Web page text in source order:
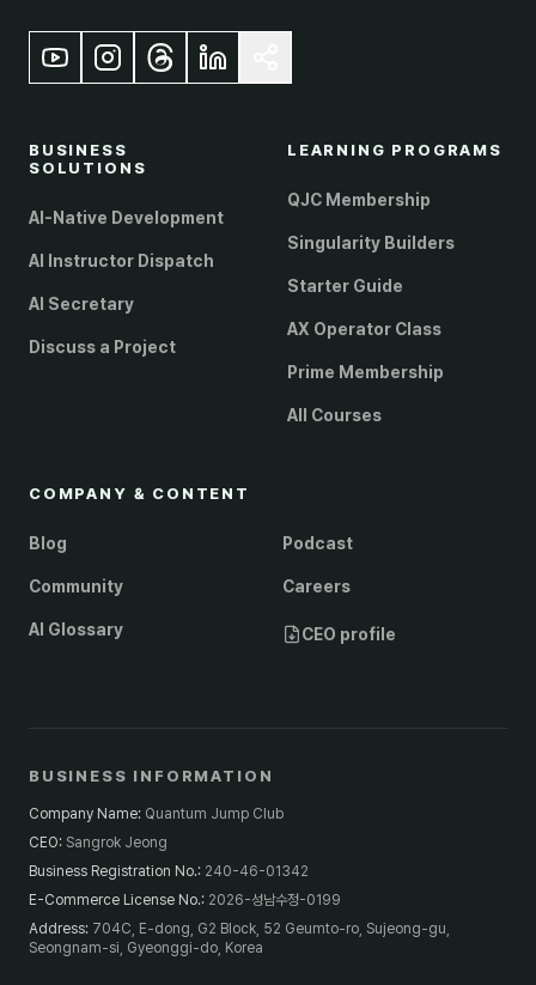
BUSINESS
SOLUTIONS
AI-Native Development
AI Instructor Dispatch
AI Secretary
Discuss a Project
LEARNING PROGRAMS
QJC Membership
Singularity Builders
Starter Guide
AX Operator Class
Prime Membership
All Courses
COMPANY & CONTENT
Blog Podcast
Community Careers
AI Glossary CEO profile
BUSINESS INFORMATION
Company Name: Quantum Jump Club
CEO: Sangrok Jeong
Business Registration No.: 240-46-01342
E-Commerce License No.: 2026-성남수정-0199
Address: 704C, E-dong, G2 Block, 52 Geumto-ro, Sujeong-gu,
Seongnam-si, Gyeonggi-do, Korea